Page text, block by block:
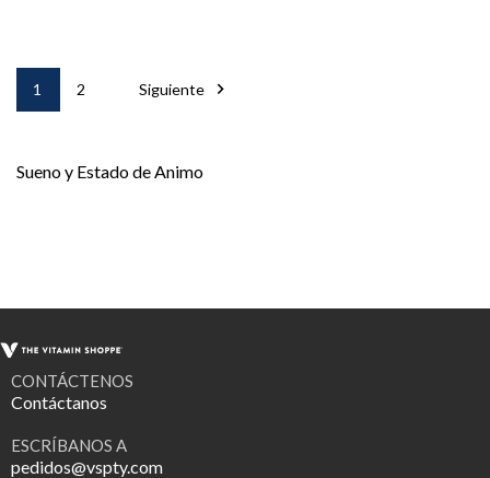
1 2 Siguiente 
Sueno y Estado de Animo
CONTÁCTENOS
Contáctanos
ESCRÍBANOS A
pedidos@vspty.com